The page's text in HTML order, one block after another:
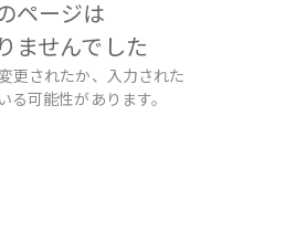
ページは
ませんでした
更されたか、入力された
る可能性があります。